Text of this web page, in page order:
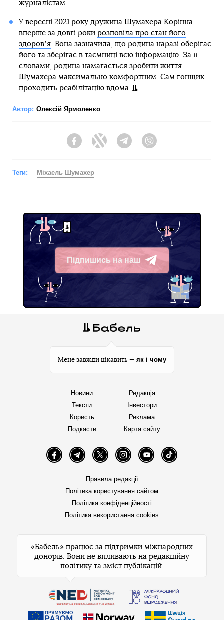
журналістам.
У вересні 2021 року дружина Шумахера Корінна
вперше за довгі роки розповіла про стан його
здоровʼя. Вона зазначила, що родина наразі оберігає
його та зберігає в таємниці всю інформацію. За її
словами, родина намагається зробити життя
Шумахера максимально комфортним. Сам гонщик
проходить реабілітацію вдома.
Автор: Олексій Ярмоленко
FacebookTwitter Telegram
Теги: Міхаель Шумахер
Підпишись на наш
Telegram
Мене завжди цікавить — як і чому
Новини
Тексти
Користь
Подкасти
Редакція
Інвестори
Реклама
Карта сайту
FacebookTelegramTwitter InstagramYouTube TikTok
Правила редакції
Політика користування сайтом
Політика конфіденційності
Політика використання cookies
«Бабель» працює за підтримки міжнародних
донорів. Вони не впливають на редакційну
політику та зміст публікацій.